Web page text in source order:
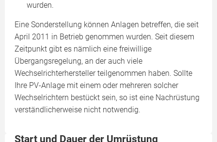
wurden.
Eine Sonderstellung können Anlagen betreffen, die seit
April 2011 in Betrieb genommen wurden. Seit diesem
Zeitpunkt gibt es nämlich eine freiwillige
Übergangsregelung, an der auch viele
Wechselrichterhersteller teilgenommen haben. Sollte
Ihre PV-Anlage mit einem oder mehreren solcher
Wechselrichtern bestückt sein, so ist eine Nachrüstung
verständlicherweise nicht notwendig.
Start und Dauer der Umrüstung